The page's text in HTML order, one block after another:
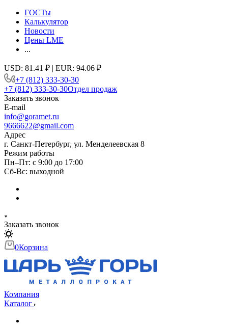
ГОСТы
Калькулятор
Новости
Цены LME
...
USD: 81.41 ₽ | EUR: 94.06 ₽
+7 (812) 333-30-30
+7 (812) 333-30-30Отдел продаж
Заказать звонок
E-mail
info@goramet.ru
9666622@gmail.com
Адрес
г. Санкт-Петербург, ул. Менделеевская 8
Режим работы
Пн–Пт: с 9:00 до 17:00
Сб-Вс: выходной
Заказать звонок
0Корзина
Компания
Каталог